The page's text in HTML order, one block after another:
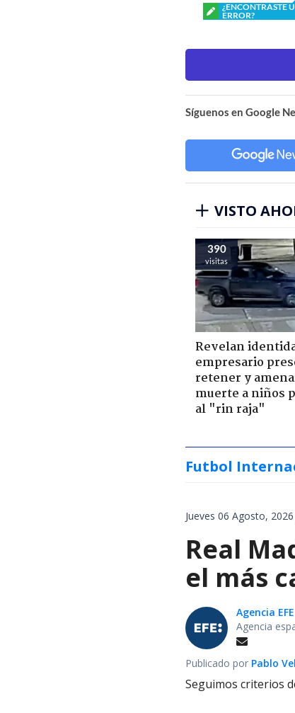
¿ENCONTRASTE
ERROR?
Síguenos en Google
VISTO
390
visitas
Revelan
empresario
retener y
muerte a niños
al "rin raja"
Futbol
Jueves 06 Agosto,
Real
el más
Agencia EFE
Agencia
Publicado por Pablo
Seguimos criterios